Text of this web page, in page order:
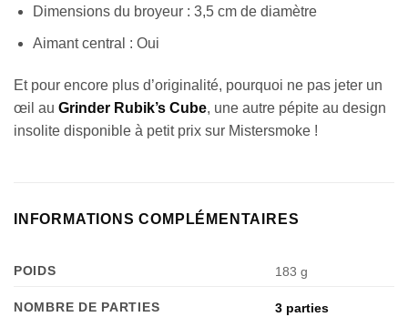
Dimensions du broyeur : 3,5 cm de diamètre
Aimant central : Oui
Et pour encore plus d’originalité, pourquoi ne pas jeter un
œil au Grinder Rubik’s Cube, une autre pépite au design
insolite disponible à petit prix sur Mistersmoke !
INFORMATIONS COMPLÉMENTAIRES
POIDS 183 g
NOMBRE DE PARTIES 3 parties
Appliquer les filtres